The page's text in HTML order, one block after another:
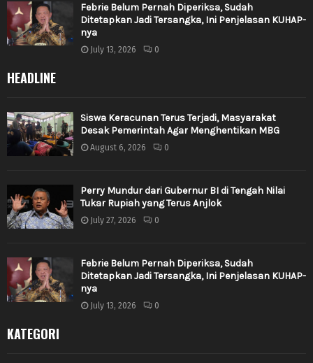
Febrie Belum Pernah Diperiksa, Sudah
Ditetapkan Jadi Tersangka, Ini Penjelasan KUHAP-
nya
July 13, 2026 0
HEADLINE
Siswa Keracunan Terus Terjadi, Masyarakat
Desak Pemerintah Agar Menghentikan MBG
August 6, 2026 0
Perry Mundur dari Gubernur BI di Tengah Nilai
Tukar Rupiah yang Terus Anjlok
July 27, 2026 0
Febrie Belum Pernah Diperiksa, Sudah
Ditetapkan Jadi Tersangka, Ini Penjelasan KUHAP-
nya
July 13, 2026 0
KATEGORI